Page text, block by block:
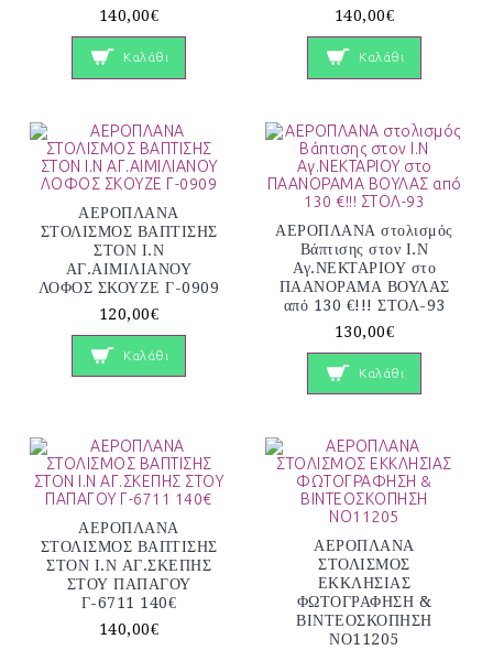
140,00€
Καλάθι
140,00€
Καλάθι
ΑΕΡΟΠΛΑΝΑ
ΣΤΟΛΙΣΜΟΣ ΒΑΠΤΙΣΗΣ
ΣΤΟΝ Ι.Ν
ΑΓ.ΑΙΜΙΛΙΑΝΟΥ
ΛΟΦΟΣ ΣΚΟΥΖΕ Γ-0909
120,00€
Καλάθι
ΑΕΡΟΠΛΑΝΑ στολισμός
Βάπτισης στον Ι.Ν
Αγ.ΝΕΚΤΑΡΙΟΥ στο
ΠΑΑΝΟΡΑΜΑ ΒΟΥΛΑΣ
από 130 €!!! ΣΤΟΛ-93
130,00€
Καλάθι
ΑΕΡΟΠΛΑΝΑ
ΣΤΟΛΙΣΜΟΣ ΒΑΠΤΙΣΗΣ
ΣΤΟΝ Ι.Ν ΑΓ.ΣΚΕΠΗΣ
ΣΤΟΥ ΠΑΠΑΓΟΥ
Γ-6711 140€
140,00€
ΑΕΡΟΠΛΑΝΑ
ΣΤΟΛΙΣΜΟΣ
ΕΚΚΛΗΣΙΑΣ
ΦΩΤΟΓΡΑΦΗΣΗ &
ΒΙΝΤΕΟΣΚΟΠΗΣΗ
ΝΟ11205